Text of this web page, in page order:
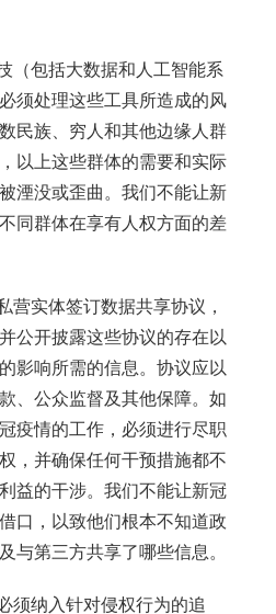
（包括大数据和人工智能系
须处理这些工具所造成的风
民族、穷人和其他边缘人群
以上这些群体的需要和实际
湮没或歪曲。我们不能让新
同群体在享有人权方面的差
营实体签订数据共享协议，
公开披露这些协议的存在以
影响所需的信息。协议应以
、公众监督及其他保障。如
疫情的工作，必须进行尽职
，并确保任何干预措施都不
益的干涉。我们不能让新冠
口，以致他们根本不知道政
与第三方共享了哪些信息。
须纳入针对侵权行为的追